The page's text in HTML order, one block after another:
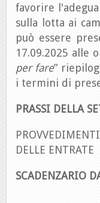
favorire
sulla lotta ai
può essere
17.09.2025 alle
per fare”
i termini di
PRASSI DELLA
DELLE ENTRATE
SCADENZARIO